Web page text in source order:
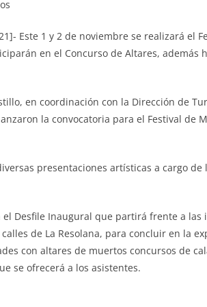
Este 1 y 2 de noviembre se realizará el
en el Concurso de Altares, además
en coordinación con la Dirección de
la convocatoria para el Festival de
presentaciones artísticas a cargo de
Desfile Inaugural que partirá frente a las
de La Resolana, para concluir en la
con altares de muertos concursos de
se ofrecerá a los asistentes.